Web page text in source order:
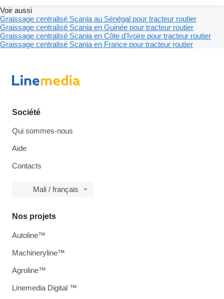
Voir aussi
Graissage centralisé Scania au Sénégal pour tracteur routier
Graissage centralisé Scania en Guinée pour tracteur routier
Graissage centralisé Scania en Côte d'Ivoire pour tracteur routier
Graissage centralisé Scania en France pour tracteur routier
Société
Qui sommes-nous
Aide
Contacts
Mali / français
Nos projets
Autoline™
Machineryline™
Agroline™
Linemedia Digital ™